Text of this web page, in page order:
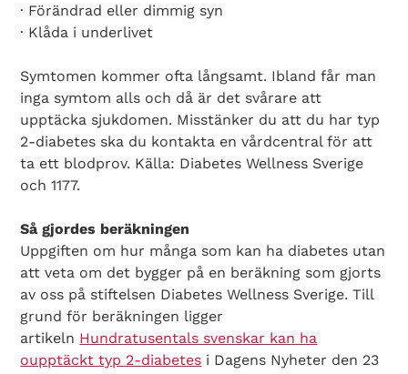
· Förändrad eller dimmig syn
· Klåda i underlivet
Symtomen kommer ofta långsamt. Ibland får man
inga symtom alls och då är det svårare att
upptäcka sjukdomen. Misstänker du att du har typ
2-diabetes ska du kontakta en vårdcentral för att
ta ett blodprov. Källa: Diabetes Wellness Sverige
och 1177.
Så gjordes beräkningen
Uppgiften om hur många som kan ha diabetes utan
att veta om det bygger på en beräkning som gjorts
av oss på stiftelsen Diabetes Wellness Sverige. Till
grund för beräkningen ligger
artikeln Hundratusentals svenskar kan ha
oupptäckt typ 2-diabetes i Dagens Nyheter den 23